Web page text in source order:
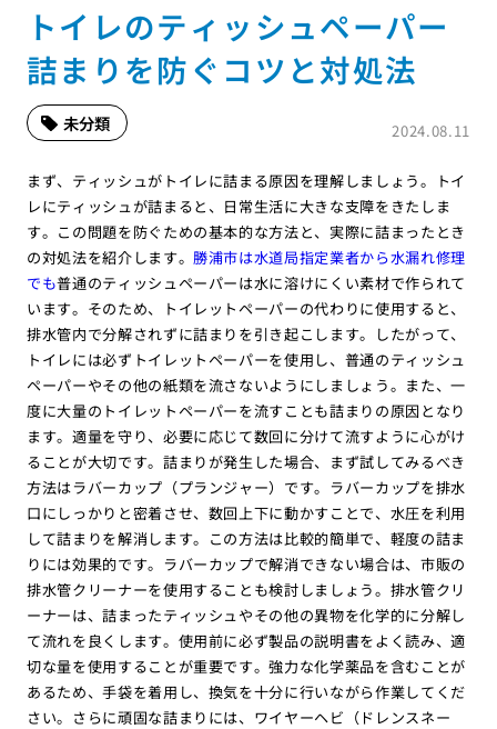
トイレのティッシュペーパー
詰まりを防ぐコツと対処法
2024.08.11
未分類
まず、ティッシュがトイレに詰まる原因を理解しましょう。トイ
レにティッシュが詰まると、日常生活に大きな支障をきたしま
す。この問題を防ぐための基本的な方法と、実際に詰まったとき
の対処法を紹介します。 勝浦市は水道局指定業者から水漏れ修理
でも普通のティッシュペーパーは水に溶けにくい素材で作られて
います。そのため、トイレットペーパーの代わりに使用すると、
排水管内で分解されずに詰まりを引き起こします。したがって、
トイレには必ずトイレットペーパーを使用し、普通のティッシュ
ペーパーやその他の紙類を流さないようにしましょう。また、一
度に大量のトイレットペーパーを流すことも詰まりの原因となり
ます。適量を守り、必要に応じて数回に分けて流すように心がけ
ることが大切です。詰まりが発生した場合、まず試してみるべき
方法はラバーカップ（プランジャー）です。ラバーカップを排水
口にしっかりと密着させ、数回上下に動かすことで、水圧を利用
して詰まりを解消します。この方法は比較的簡単で、軽度の詰ま
りには効果的です。ラバーカップで解消できない場合は、市販の
排水管クリーナーを使用することも検討しましょう。排水管クリ
ーナーは、詰まったティッシュやその他の異物を化学的に分解し
て流れを良くします。使用前に必ず製品の説明書をよく読み、適
切な量を使用することが重要です。強力な化学薬品を含むことが
あるため、手袋を着用し、換気を十分に行いながら作業してくだ
さい。さらに頑固な詰まりには、ワイヤーヘビ（ドレンスネー